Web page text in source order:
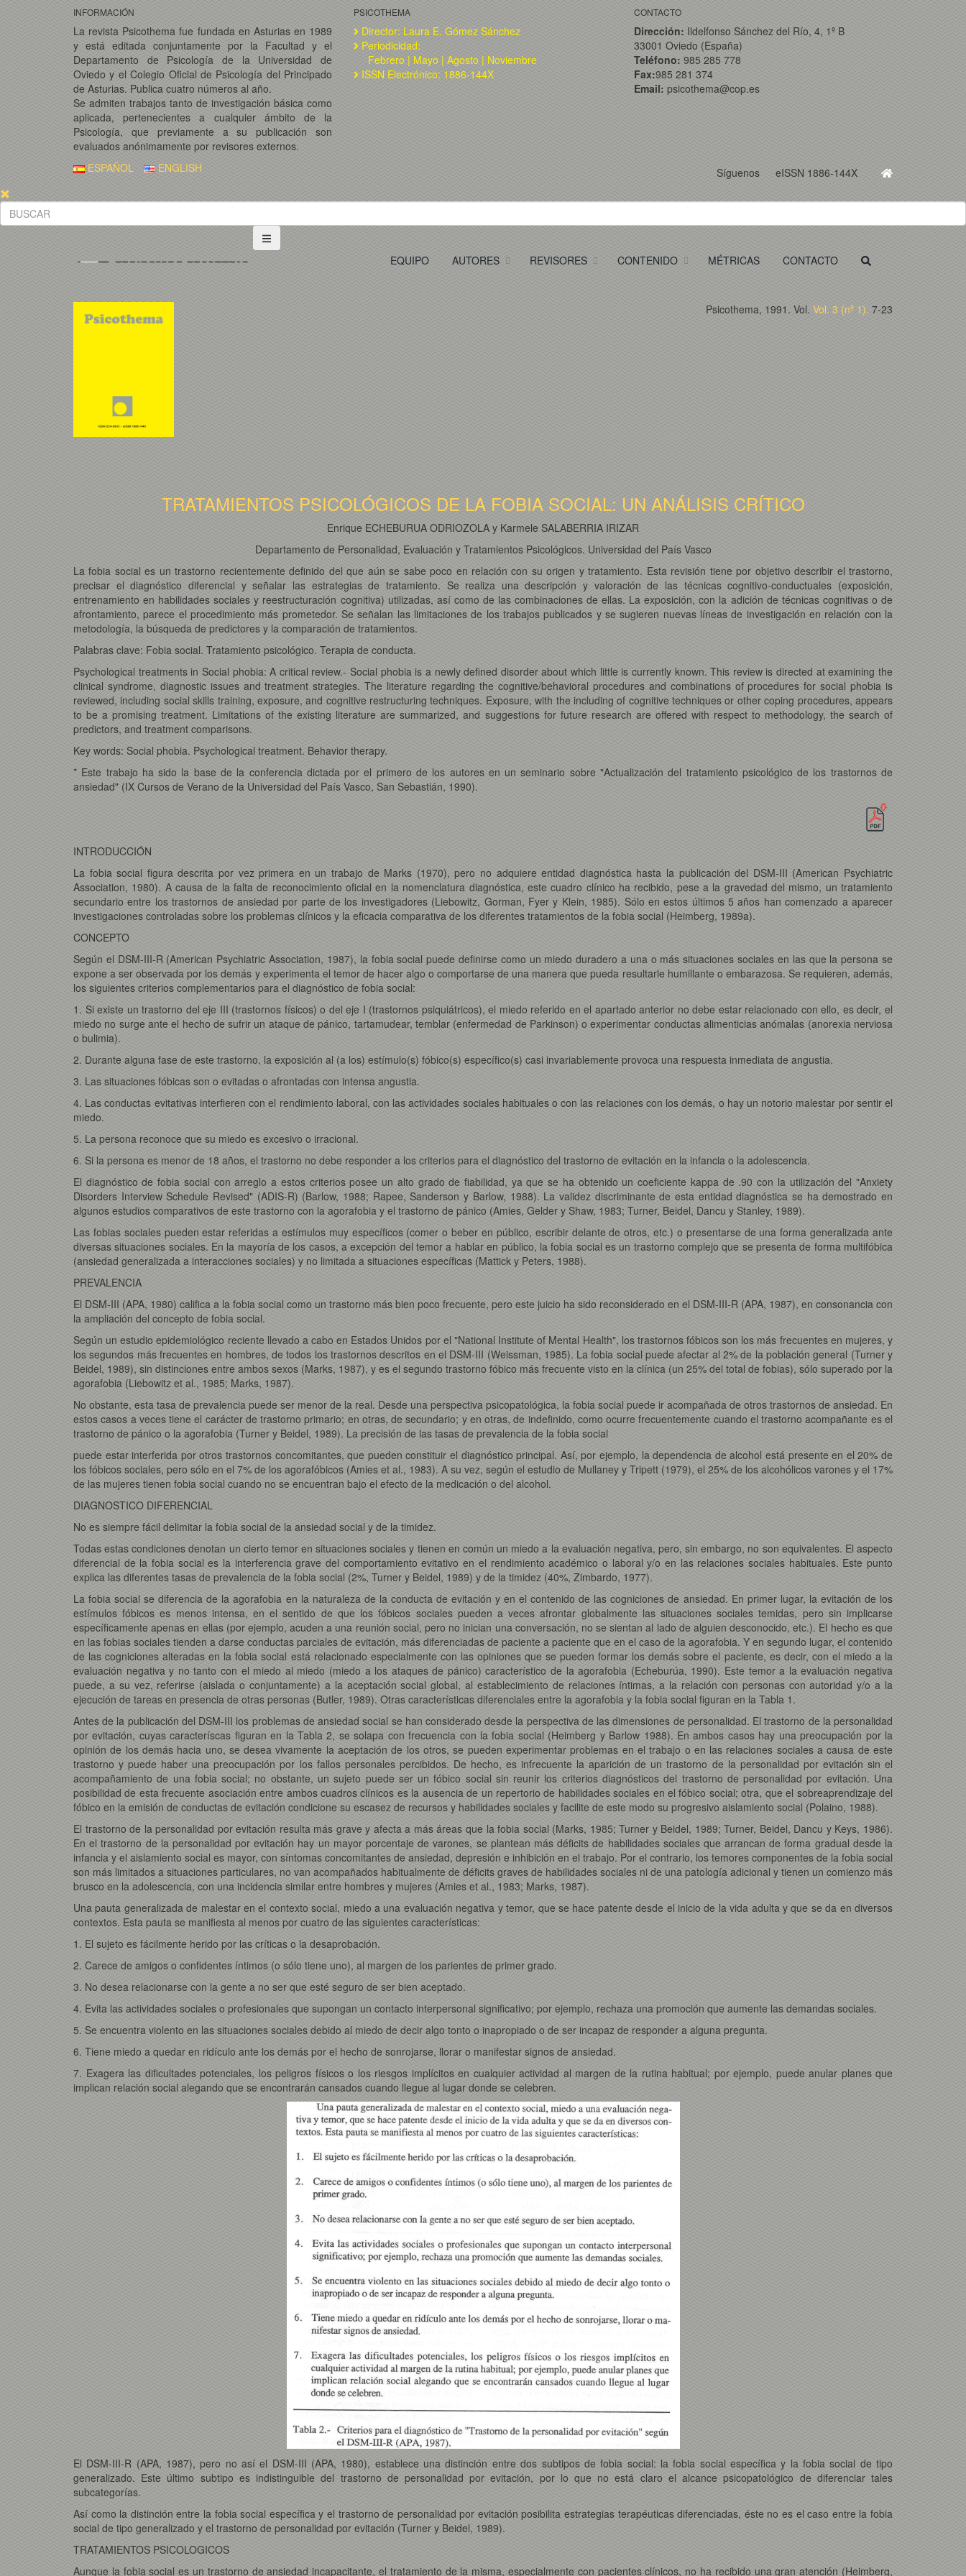
INFORMACIÓN
La revista Psicothema fue fundada en Asturias en 1989
y está editada conjuntamente por la Facultad y el
Departamento de Psicología de la Universidad de
Oviedo y el Colegio Oficial de Psicología del Principado
de Asturias. Publica cuatro números al año.
Se admiten trabajos tanto de investigación básica como
aplicada, pertenecientes a cualquier ámbito de la
Psicología, que previamente a su publicación son
evaluados anónimamente por revisores externos.
PSICOTHEMA
Director: Laura E. Gómez Sánchez
Periodicidad:
Febrero | Mayo | Agosto | Noviembre
ISSN Electrónico: 1886-144X
CONTACTO
Dirección: Ildelfonso Sánchez del Río, 4, 1º B
33001 Oviedo (España)
Teléfono: 985 285 778
Fax:985 281 374
Email: psicothema@cop.es
Síguenos eISSN 1886-144X
ESPAÑOL ENGLISH
EQUIPO AUTORES REVISORES CONTENIDO MÉTRICAS CONTACTO
Psicothema, 1991. Vol. Vol. 3 (nº 1). 7-23
TRATAMIENTOS PSICOLÓGICOS DE LA FOBIA SOCIAL: UN ANÁLISIS CRÍTICO
Enrique ECHEBURUA ODRIOZOLA y Karmele SALABERRIA IRIZAR
Departamento de Personalidad, Evaluación y Tratamientos Psicológicos. Universidad del País Vasco
La fobia social es un trastorno recientemente definido del que aún se sabe poco en relación con su origen y tratamiento. Esta revisión tiene por objetivo describir el trastorno,
precisar el diagnóstico diferencial y señalar las estrategias de tratamiento. Se realiza una descripción y valoración de las técnicas cognitivo-conductuales (exposición,
entrenamiento en habilidades sociales y reestructuración cognitiva) utilizadas, así como de las combinaciones de ellas. La exposición, con la adición de técnicas cognitivas o de
afrontamiento, parece el procedimiento más prometedor. Se señalan las limitaciones de los trabajos publicados y se sugieren nuevas líneas de investigación en relación con la
metodología, la búsqueda de predictores y la comparación de tratamientos.
Palabras clave: Fobia social. Tratamiento psicológico. Terapia de conducta.
Psychological treatments in Social phobia: A critical review.- Social phobia is a newly defined disorder about which little is currently known. This review is directed at examining the
clinical syndrome, diagnostic issues and treatment strategies. The literature regarding the cognitive/behavioral procedures and combinations of procedures for social phobia is
reviewed, including social skills training, exposure, and cognitive restructuring techniques. Exposure, with the including of cognitive techniques or other coping procedures, appears
to be a promising treatment. Limitations of the existing literature are summarized, and suggestions for future research are offered with respect to methodology, the search of
predictors, and treatment comparisons.
Key words: Social phobia. Psychological treatment. Behavior therapy.
* Este trabajo ha sido la base de la conferencia dictada por el primero de los autores en un seminario sobre "Actualización del tratamiento psicológico de los trastornos de
ansiedad" (IX Cursos de Verano de la Universidad del País Vasco, San Sebastián, 1990).
INTRODUCCIÓN
La fobia social figura descrita por vez primera en un trabajo de Marks (1970), pero no adquiere entidad diagnóstica hasta la publicación del DSM-III (American Psychiatric
Association, 1980). A causa de la falta de reconocimiento oficial en la nomenclatura diagnóstica, este cuadro clínico ha recibido, pese a la gravedad del mismo, un tratamiento
secundario entre los trastornos de ansiedad por parte de los investigadores (Liebowitz, Gorman, Fyer y Klein, 1985). Sólo en estos últimos 5 años han comenzado a aparecer
investigaciones controladas sobre los problemas clínicos y la eficacia comparativa de los diferentes tratamientos de la fobia social (Heimberg, 1989a).
CONCEPTO
Según el DSM-III-R (American Psychiatric Association, 1987), la fobia social puede definirse como un miedo duradero a una o más situaciones sociales en las que la persona se
expone a ser observada por los demás y experimenta el temor de hacer algo o comportarse de una manera que pueda resultarle humillante o embarazosa. Se requieren, además,
los siguientes criterios complementarios para el diagnóstico de fobia social:
1. Si existe un trastorno del eje III (trastornos físicos) o del eje I (trastornos psiquiátricos), el miedo referido en el apartado anterior no debe estar relacionado con ello, es decir, el
miedo no surge ante el hecho de sufrir un ataque de pánico, tartamudear, temblar (enfermedad de Parkinson) o experimentar conductas alimenticias anómalas (anorexia nerviosa
o bulimia).
2. Durante alguna fase de este trastorno, la exposición al (a los) estímulo(s) fóbico(s) específico(s) casi invariablemente provoca una respuesta inmediata de angustia.
3. Las situaciones fóbicas son o evitadas o afrontadas con intensa angustia.
4. Las conductas evitativas interfieren con el rendimiento laboral, con las actividades sociales habituales o con las relaciones con los demás, o hay un notorio malestar por sentir el
miedo.
5. La persona reconoce que su miedo es excesivo o irracional.
6. Si la persona es menor de 18 años, el trastorno no debe responder a los criterios para el diagnóstico del trastorno de evitación en la infancia o la adolescencia.
El diagnóstico de fobia social con arreglo a estos criterios posee un alto grado de fiabilidad, ya que se ha obtenido un coeficiente kappa de .90 con la utilización del "Anxiety
Disorders Interview Schedule Revised" (ADIS-R) (Barlow, 1988; Rapee, Sanderson y Barlow, 1988). La validez discriminante de esta entidad diagnóstica se ha demostrado en
algunos estudios comparativos de este trastorno con la agorafobia y el trastorno de pánico (Amies, Gelder y Shaw, 1983; Turner, Beidel, Dancu y Stanley, 1989).
Las fobias sociales pueden estar referidas a estímulos muy específicos (comer o beber en público, escribir delante de otros, etc.) o presentarse de una forma generalizada ante
diversas situaciones sociales. En la mayoría de los casos, a excepción del temor a hablar en público, la fobia social es un trastorno complejo que se presenta de forma multifóbica
(ansiedad generalizada a interacciones sociales) y no limitada a situaciones específicas (Mattick y Peters, 1988).
PREVALENCIA
El DSM-III (APA, 1980) califica a la fobia social como un trastorno más bien poco frecuente, pero este juicio ha sido reconsiderado en el DSM-III-R (APA, 1987), en consonancia con
la ampliación del concepto de fobia social.
Según un estudio epidemiológico reciente llevado a cabo en Estados Unidos por el "National Institute of Mental Health", los trastornos fóbicos son los más frecuentes en mujeres, y
los segundos más frecuentes en hombres, de todos los trastornos descritos en el DSM-III (Weissman, 1985). La fobia social puede afectar al 2% de la población general (Turner y
Beidel, 1989), sin distinciones entre ambos sexos (Marks, 1987), y es el segundo trastorno fóbico más frecuente visto en la clínica (un 25% del total de fobias), sólo superado por la
agorafobia (Liebowitz et al., 1985; Marks, 1987).
No obstante, esta tasa de prevalencia puede ser menor de la real. Desde una perspectiva psicopatológica, la fobia social puede ir acompañada de otros trastornos de ansiedad. En
estos casos a veces tiene el carácter de trastorno primario; en otras, de secundario; y en otras, de indefinido, como ocurre frecuentemente cuando el trastorno acompañante es el
trastorno de pánico o la agorafobia (Turner y Beidel, 1989). La precisión de las tasas de prevalencia de la fobia social
puede estar interferida por otros trastornos concomitantes, que pueden constituir el diagnóstico principal. Así, por ejemplo, la dependencia de alcohol está presente en el 20% de
los fóbicos sociales, pero sólo en el 7% de los agorafóbicos (Amies et al., 1983). A su vez, según el estudio de Mullaney y Tripett (1979), el 25% de los alcohólicos varones y el 17%
de las mujeres tienen fobia social cuando no se encuentran bajo el efecto de la medicación o del alcohol.
DIAGNOSTICO DIFERENCIAL
No es siempre fácil delimitar la fobia social de la ansiedad social y de la timidez.
Todas estas condiciones denotan un cierto temor en situaciones sociales y tienen en común un miedo a la evaluación negativa, pero, sin embargo, no son equivalentes. El aspecto
diferencial de la fobia social es la interferencia grave del comportamiento evitativo en el rendimiento académico o laboral y/o en las relaciones sociales habituales. Este punto
explica las diferentes tasas de prevalencia de la fobia social (2%, Turner y Beidel, 1989) y de la timidez (40%, Zimbardo, 1977).
La fobia social se diferencia de la agorafobia en la naturaleza de la conducta de evitación y en el contenido de las cogniciones de ansiedad. En primer lugar, la evitación de los
estímulos fóbicos es menos intensa, en el sentido de que los fóbicos sociales pueden a veces afrontar globalmente las situaciones sociales temidas, pero sin implicarse
específicamente apenas en ellas (por ejemplo, acuden a una reunión social, pero no inician una conversación, no se sientan al lado de alguien desconocido, etc.). El hecho es que
en las fobias sociales tienden a darse conductas parciales de evitación, más diferenciadas de paciente a paciente que en el caso de la agorafobia. Y en segundo lugar, el contenido
de las cogniciones alteradas en la fobia social está relacionado especialmente con las opiniones que se pueden formar los demás sobre el paciente, es decir, con el miedo a la
evaluación negativa y no tanto con el miedo al miedo (miedo a los ataques de pánico) característico de la agorafobia (Echeburúa, 1990). Este temor a la evaluación negativa
puede, a su vez, referirse (aislada o conjuntamente) a la aceptación social global, al establecimiento de relaciones íntimas, a la relación con personas con autoridad y/o a la
ejecución de tareas en presencia de otras personas (Butler, 1989). Otras características diferenciales entre la agorafobia y la fobia social figuran en la Tabla 1.
Antes de la publicación del DSM-III los problemas de ansiedad social se han considerado desde la perspectiva de las dimensiones de personalidad. El trastorno de la personalidad
por evitación, cuyas caracteríscas figuran en la Tabla 2, se solapa con frecuencia con la fobia social (Heimberg y Barlow 1988). En ambos casos hay una preocupación por la
opinión de los demás hacia uno, se desea vivamente la aceptación de los otros, se pueden experimentar problemas en el trabajo o en las relaciones sociales a causa de este
trastorno y puede haber una preocupación por los fallos personales percibidos. De hecho, es infrecuente la aparición de un trastorno de la personalidad por evitación sin el
acompañamiento de una fobia social; no obstante, un sujeto puede ser un fóbico social sin reunir los criterios diagnósticos del trastorno de personalidad por evitación. Una
posibilidad de esta frecuente asociación entre ambos cuadros clínicos es la ausencia de un repertorio de habilidades sociales en el fóbico social; otra, que el sobreaprendizaje del
fóbico en la emisión de conductas de evitación condicione su escasez de recursos y habilidades sociales y facilite de este modo su progresivo aislamiento social (Polaino, 1988).
El trastorno de la personalidad por evitación resulta más grave y afecta a más áreas que la fobia social (Marks, 1985; Turner y Beidel, 1989; Turner, Beidel, Dancu y Keys, 1986).
En el trastorno de la personalidad por evitación hay un mayor porcentaje de varones, se plantean más déficits de habilidades sociales que arrancan de forma gradual desde la
infancia y el aislamiento social es mayor, con síntomas concomitantes de ansiedad, depresión e inhibición en el trabajo. Por el contrario, los temores componentes de la fobia social
son más limitados a situaciones particulares, no van acompañados habitualmente de déficits graves de habilidades sociales ni de una patología adicional y tienen un comienzo más
brusco en la adolescencia, con una incidencia similar entre hombres y mujeres (Amies et al., 1983; Marks, 1987).
Una pauta generalizada de malestar en el contexto social, miedo a una evaluación negativa y temor, que se hace patente desde el inicio de la vida adulta y que se da en diversos
contextos. Esta pauta se manifiesta al menos por cuatro de las siguientes características:
1. El sujeto es fácilmente herido por las críticas o la desaprobación.
2. Carece de amigos o confidentes íntimos (o sólo tiene uno), al margen de los parientes de primer grado.
3. No desea relacionarse con la gente a no ser que esté seguro de ser bien aceptado.
4. Evita las actividades sociales o profesionales que supongan un contacto interpersonal significativo; por ejemplo, rechaza una promoción que aumente las demandas sociales.
5. Se encuentra violento en las situaciones sociales debido al miedo de decir algo tonto o inapropiado o de ser incapaz de responder a alguna pregunta.
6. Tiene miedo a quedar en ridículo ante los demás por el hecho de sonrojarse, llorar o manifestar signos de ansiedad.
7. Exagera las dificultades potenciales, los peligros físicos o los riesgos implícitos en cualquier actividad al margen de la rutina habitual; por ejemplo, puede anular planes que
implican relación social alegando que se encontrarán cansados cuando llegue al lugar donde se celebren.
El DSM-III-R (APA, 1987), pero no así el DSM-III (APA, 1980), establece una distinción entre dos subtipos de fobia social: la fobia social específica y la fobia social de tipo
generalizado. Este último subtipo es indistinguible del trastorno de personalidad por evitación, por lo que no está claro el alcance psicopatológico de diferenciar tales
subcategorías.
Así como la distinción entre la fobia social específica y el trastorno de personalidad por evitación posibilita estrategias terapéuticas diferenciadas, éste no es el caso entre la fobia
social de tipo generalizado y el trastorno de personalidad por evitación (Turner y Beidel, 1989).
TRATAMIENTOS PSICOLOGICOS
Aunque la fobia social es un trastorno de ansiedad incapacitante, el tratamiento de la misma, especialmente con pacientes clínicos, no ha recibido una gran atención (Heimberg,